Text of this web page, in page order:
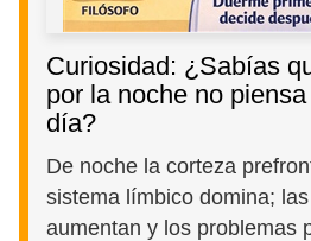
Curiosidad: ¿Sabías
por la noche no
día?
De noche la corteza
sistema límbico domina;
aumentan y los problemas